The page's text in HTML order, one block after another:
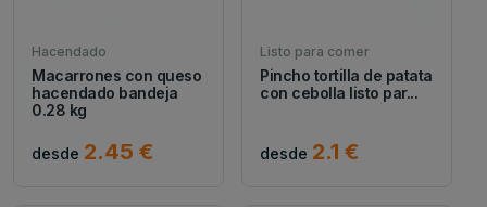
Hacendado
Macarrones con queso
hacendado bandeja
0.28 kg
desde 2.45 €
Listo para comer
Pincho tortilla de patata
con cebolla listo par...
desde 2.1 €